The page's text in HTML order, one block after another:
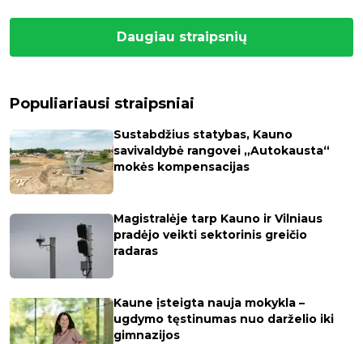
Daugiau straipsnių
Populiariausi straipsniai
Sustabdžius statybas, Kauno
savivaldybė rangovei „Autokausta“
mokės kompensacijas
Magistralėje tarp Kauno ir Vilniaus
pradėjo veikti sektorinis greičio
radaras
Kaune įsteigta nauja mokykla –
ugdymo tęstinumas nuo darželio iki
gimnazijos